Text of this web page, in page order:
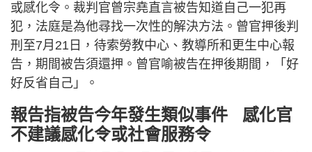
或感化令。裁判官曾宗堯直言被告知道自己一犯再
犯，法庭是為他尋找一次性的解決方法。曾官押後判
刑至7月21日，待索勞教中心、教導所和更生中心報
告，期間被告須還押。曾官喻被告在押後期間，「好
好反省自己」。
報告指被告今年發生類似事件 感化官
不建議感化令或社會服務令